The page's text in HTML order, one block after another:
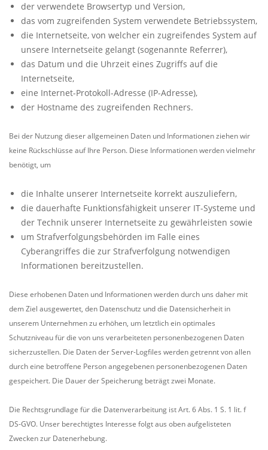
der verwendete Browsertyp und Version,
das vom zugreifenden System verwendete Betriebssystem,
die Internetseite, von welcher ein zugreifendes System auf
unsere Internetseite gelangt (sogenannte Referrer),
das Datum und die Uhrzeit eines Zugriffs auf die
Internetseite,
eine Internet-Protokoll-Adresse (IP-Adresse),
der Hostname des zugreifenden Rechners.
Bei der Nutzung dieser allgemeinen Daten und Informationen ziehen wir
keine Rückschlüsse auf Ihre Person. Diese Informationen werden vielmehr
benötigt, um
die Inhalte unserer Internetseite korrekt auszuliefern,
die dauerhafte Funktionsfähigkeit unserer IT-Systeme und
der Technik unserer Internetseite zu gewährleisten sowie
um Strafverfolgungsbehörden im Falle eines
Cyberangriffes die zur Strafverfolgung notwendigen
Informationen bereitzustellen.
Diese erhobenen Daten und Informationen werden durch uns daher mit
dem Ziel ausgewertet, den Datenschutz und die Datensicherheit in
unserem Unternehmen zu erhöhen, um letztlich ein optimales
Schutzniveau für die von uns verarbeiteten personenbezogenen Daten
sicherzustellen. Die Daten der Server-Logfiles werden getrennt von allen
durch eine betroffene Person angegebenen personenbezogenen Daten
gespeichert. Die Dauer der Speicherung beträgt zwei Monate.
Die Rechtsgrundlage für die Datenverarbeitung ist Art. 6 Abs. 1 S. 1 lit. f
DS-GVO. Unser berechtigtes Interesse folgt aus oben aufgelisteten
Zwecken zur Datenerhebung.